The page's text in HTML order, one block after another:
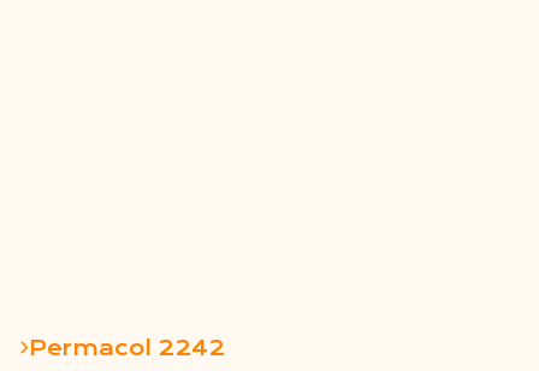
Permacol 2242